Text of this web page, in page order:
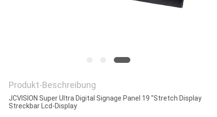
Produkt-Beschreibung
JCVISION Super Ultra Digital Signage Panel 19 "Stretch Display
Streckbar Lcd-Display